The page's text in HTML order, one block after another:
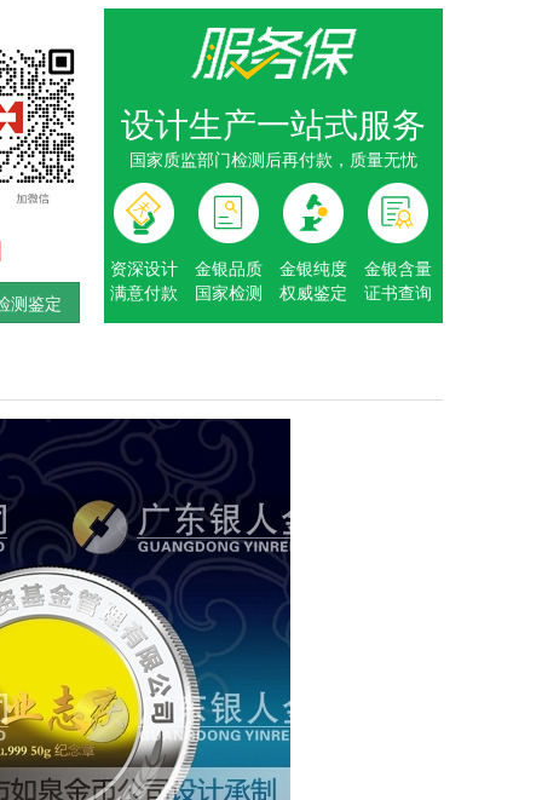
测鉴定
设计生产一站式服务
国家质监部门检测后再付款，质量无忧
资深设计
满意付款
金银品质
国家检测
金银纯度
权威鉴定
金银含量
证书查询